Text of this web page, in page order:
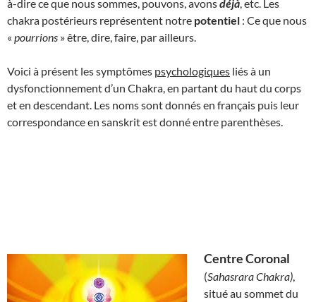
à-dire ce que nous sommes, pouvons, avonsdéjà , etc. Les
chakra postérieurs représentent notre potentiel : Ce que nous
« pourrions » être, dire, faire, par ailleurs.
Voici à présent les symptômes psychologiques liés à un
dysfonctionnement d’un Chakra, en partant du haut du corps
et en descendant. Les noms sont donnés en français puis leur
correspondance en sanskrit est donné entre parenthèses.
Centre Coronal
(Sahasrara Chakra)
situé au sommet du